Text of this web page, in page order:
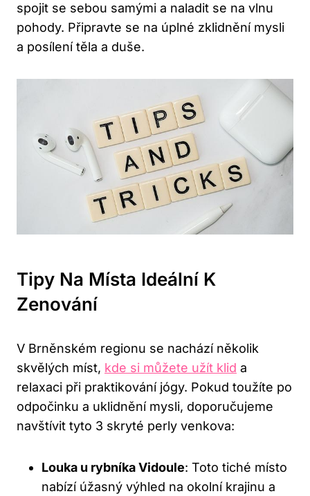
spojit se sebou samými a naladit se na vlnu
pohody. Připravte se na úplné zklidnění mysli
a posílení těla a duše.
Tipy Na Místa Ideální K
Zenování
V Brněnském regionu se nachází několik
skvělých míst, kde si můžete užít klid a
relaxaci při praktikování jógy. Pokud toužíte po
odpočinku a uklidnění mysli, doporučujeme
navštívit tyto 3 skryté perly venkova:
Louka u rybníka Vidoule: Toto tiché místo
nabízí úžasný výhled na okolní krajinu a